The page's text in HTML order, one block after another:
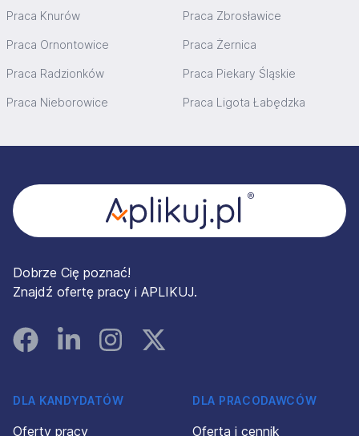
Praca Knurów Praca Zbrosławice
Praca Ornontowice Praca Żernica
Praca Radzionków Praca Piekary Śląskie
Praca Nieborowice Praca Ligota Łabędzka
Dobrze Cię poznać!
Znajdź ofertę pracy i APLIKUJ.
FacebookLinked InInstagramInstagram
DLA KANDYDATÓW
Oferty pracy
DLA PRACODAWCÓW
Oferta i cennik